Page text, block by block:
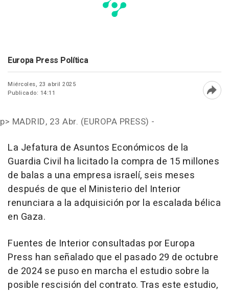
Europa Press Política
Miércoles, 23 abril 2025
Publicado: 14:11
p> MADRID, 23 Abr. (EUROPA PRESS) -
La Jefatura de Asuntos Económicos de la
Guardia Civil ha licitado la compra de 15 millones
de balas a una empresa israelí, seis meses
después de que el Ministerio del Interior
renunciara a la adquisición por la escalada bélica
en Gaza.
Fuentes de Interior consultadas por Europa
Press han señalado que el pasado 29 de octubre
de 2024 se puso en marcha el estudio sobre la
posible rescisión del contrato. Tras este estudio,